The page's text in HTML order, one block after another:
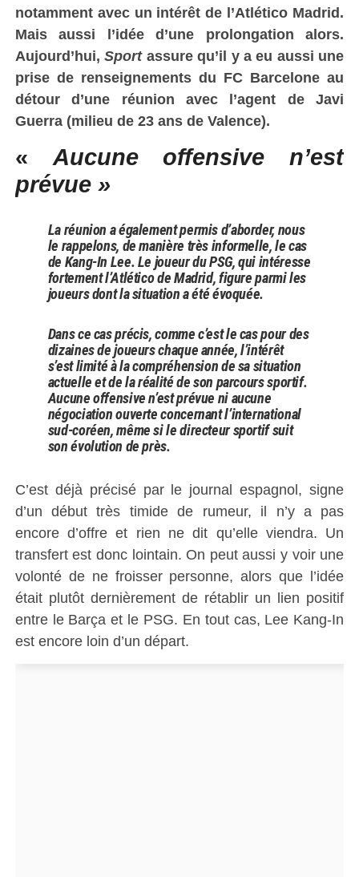
notamment avec un intérêt de l’Atlético Madrid.
Mais aussi l’idée d’une prolongation alors.
Aujourd’hui,Sport assure qu’il y a eu aussi une
prise de renseignements du FC Barcelone au
détour d’une réunion avec l’agent de Javi
Guerra (milieu de 23 ans de Valence).
« Aucune offensive n’est
prévue »
La réunion a également permis d’aborder, nous
le rappelons, de manière très informelle, le cas
de Kang-In Lee. Le joueur du PSG, qui intéresse
fortement l’Atlético de Madrid, figure parmi les
joueurs dont la situation a été évoquée.
Dans ce cas précis, comme c’est le cas pour des
dizaines de joueurs chaque année, l’intérêt
s’est limité à la compréhension de sa situation
actuelle et de la réalité de son parcours sportif.
Aucune offensive n’est prévue ni aucune
négociation ouverte concernant l’international
sud-coréen, même si le directeur sportif suit
son évolution de près.
C’est déjà précisé par le journal espagnol, signe
d’un début très timide de rumeur, il n’y a pas
encore d’offre et rien ne dit qu’elle viendra. Un
transfert est donc lointain. On peut aussi y voir une
volonté de ne froisser personne, alors que l’idée
était plutôt dernièrement de rétablir un lien positif
entre le Barça et le PSG. En tout cas, Lee Kang-In
est encore loin d’un départ.